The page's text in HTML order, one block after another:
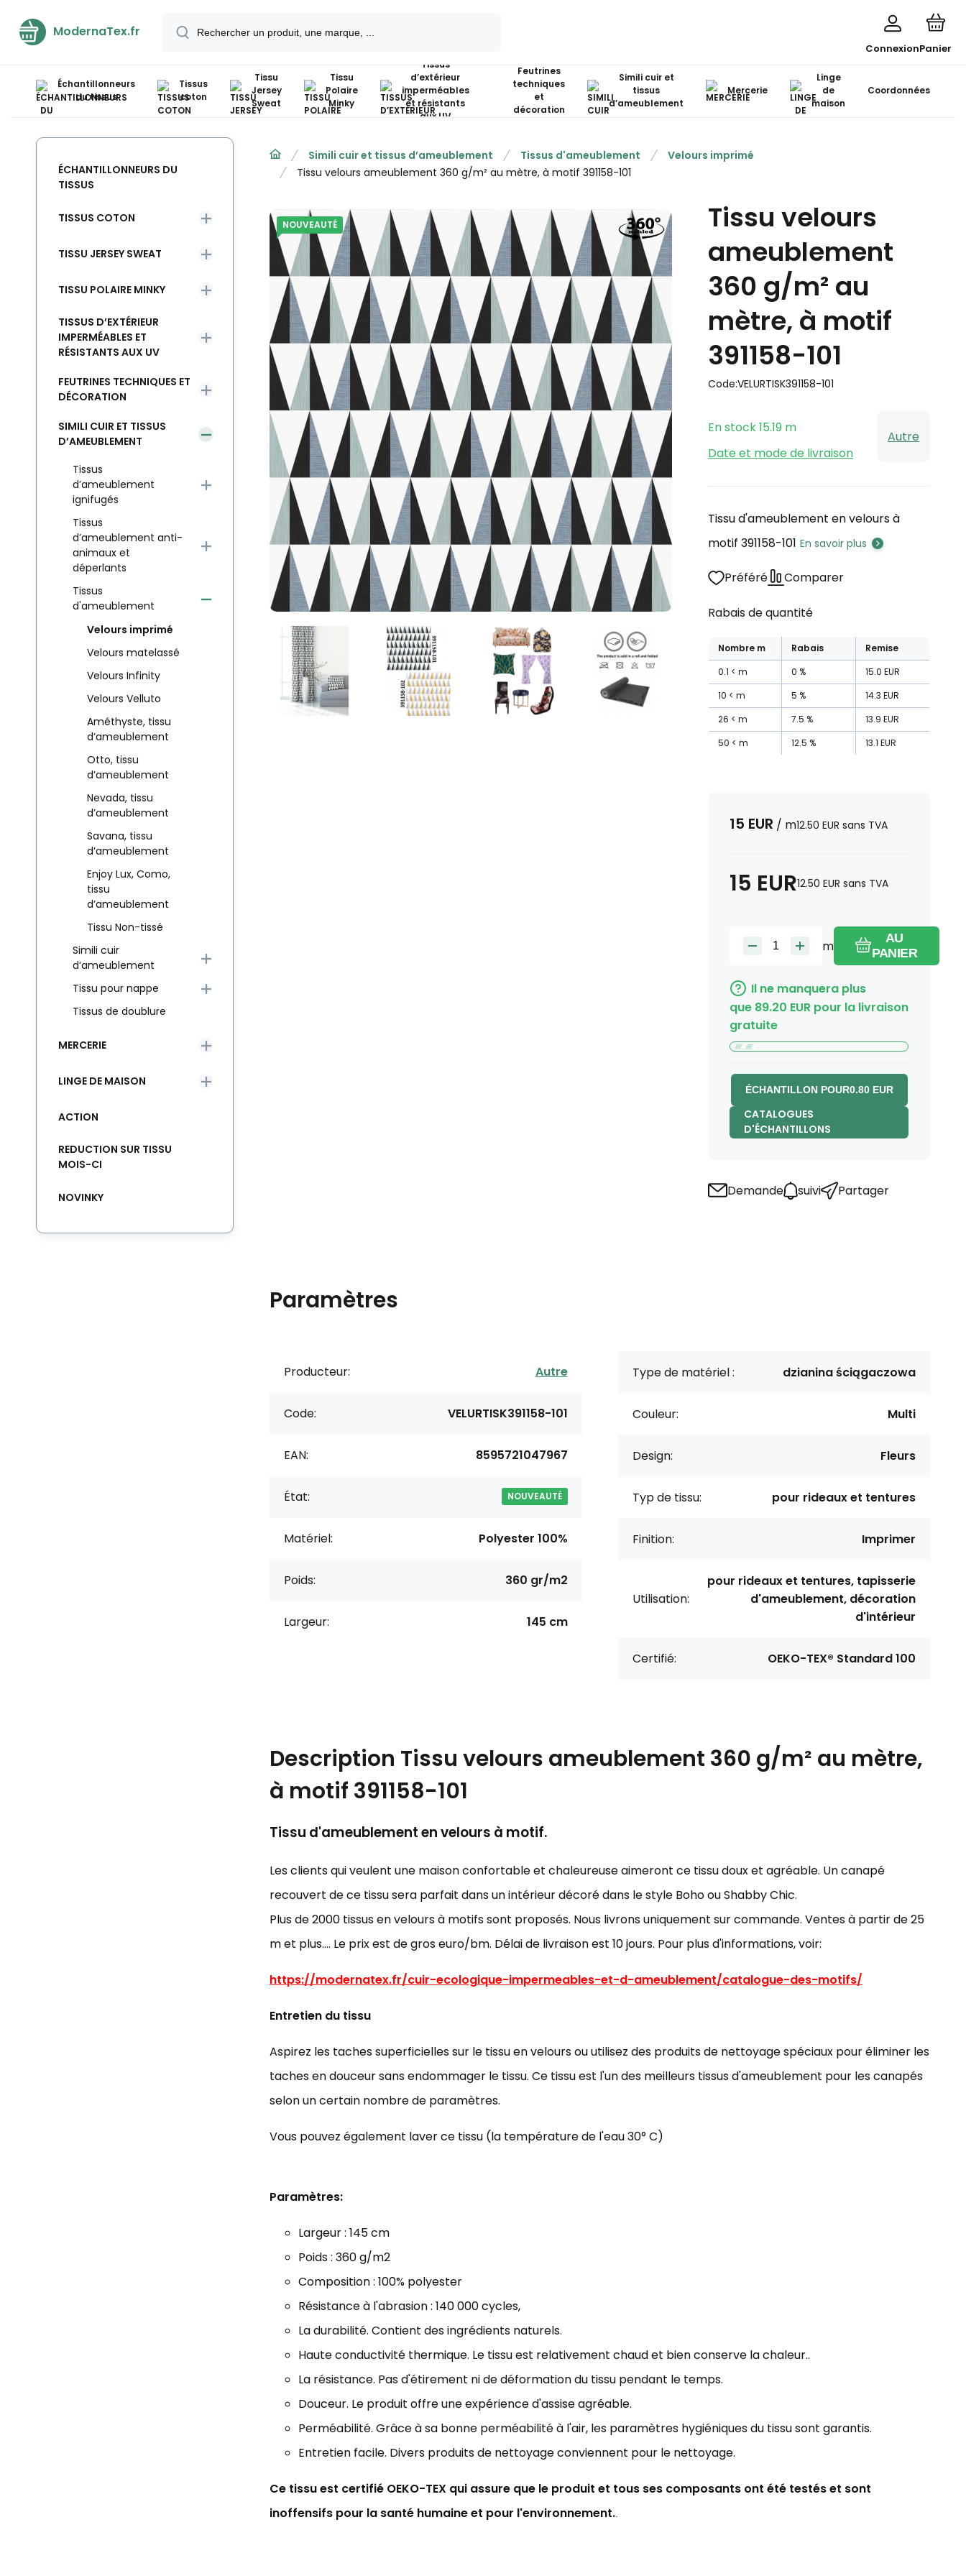
ModernaTex.fr
ConnexionPanier
Échantillonneurs
du tissus
Tissus
coton
Tissu
Jersey
Sweat
Tissu
Polaire
Minky
Tissus
d’extérieur
imperméables
et résistants
aux UV
Feutrines
techniques
et
décoration
Simili cuir et
tissus
d’ameublement
Mercerie
Linge
de
maison
Coordonnées
Simili cuir et tissus d’ameublement Tissus d'ameublement
Velours imprimé
Tissu velours ameublement 360 g/m² au mètre, à motif 391158-101
NOUVEAUTÉ
Tissu velours
ameublement
360 g/m² au
mètre, à motif
391158-101
Code:VELURTISK391158-101
En stock15.19 m
Date et mode de livraison
Autre
Tissu d'ameublement en velours à
motif 391158-101 En savoir plus
Préféré Comparer
Rabais de quantité
Nombre m Rabais
Remise
0.1
m 0 % 15.0 EUR
10
m 5 % 14.3 EUR
26
m 7.5 % 13.9 EUR
50
m 12.5 % 13.1 EUR
15 EUR / m12.50 EUR sans TVA
15 EUR12.50 EUR sans TVA
m
AU
PANIER
Il ne manquera plus
que 89.20 EUR pour la livraison
gratuite
ÉCHANTILLON POUR0.80 EUR
CATALOGUES
D'ÉCHANTILLONS
Demande suivi Partager
Paramètres
Producteur: Autre
Code: VELURTISK391158-101
EAN: 8595721047967
État: NOUVEAUTÉ
Matériel: Polyester 100%
Poids: 360 gr/m2
Largeur: 145 cm
Type de matériel : dzianina ściągaczowa
Couleur: Multi
Design: Fleurs
Typ de tissu: pour rideaux et tentures
Finition: Imprimer
Utilisation:
pour rideaux et tentures, tapisserie
d'ameublement, décoration
d'intérieur
Certifié: OEKO-TEX® Standard 100
Description Tissu velours ameublement 360 g/m² au mètre,
à motif 391158-101
Tissu d'ameublement en velours à motif.
Les clients qui veulent une maison confortable et chaleureuse aimeront ce tissu doux et agréable. Un canapé
recouvert de ce tissu sera parfait dans un intérieur décoré dans le style Boho ou Shabby Chic.
Plus de 2000 tissus en velours à motifs sont proposés. Nous livrons uniquement sur commande. Ventes à partir de 25
m et plus…. Le prix est de gros euro/bm. Délai de livraison est 10 jours. Pour plus d'informations, voir:
https://modernatex.fr/cuir-ecologique-impermeables-et-d-ameublement/catalogue-des-motifs/
Entretien du tissu
Aspirez les taches superficielles sur le tissu en velours ou utilisez des produits de nettoyage spéciaux pour éliminer les
taches en douceur sans endommager le tissu. Ce tissu est l'un des meilleurs tissus d'ameublement pour les canapés
selon un certain nombre de paramètres.
Vous pouvez également laver ce tissu (la température de l'eau 30° C)
Paramètres:
Largeur : 145 cm
Poids : 360 g/m2
Composition : 100% polyester
Résistance à l'abrasion : 140000 cycles,
La durabilité. Contient des ingrédients naturels.
Haute conductivité thermique. Le tissu est relativement chaud et bienconserve la chaleur..
La résistance. Pas d'étirement ni de déformation du tissu pendant le temps.
Douceur. Le produit offre une expérience d'assise agréable.
Perméabilité. Grâce à sa bonne perméabilité à l'air, les paramètres hygiéniques du tissu sont garantis.
Entretien facile. Divers produits de nettoyage conviennent pour le nettoyage.
Ce tissu est certifié OEKO-TEX qui assure que le produit et tous ses composants ont été testés et sont
inoffensifs pour la santé humaine et pour l'environnement..
ÉCHANTILLONNEURS DU
TISSUS
TISSUS COTON
TISSU JERSEY SWEAT
TISSU POLAIRE MINKY
TISSUS D’EXTÉRIEUR
IMPERMÉABLES ET
RÉSISTANTS AUX UV
FEUTRINES TECHNIQUES ET
DÉCORATION
SIMILI CUIR ET TISSUS
D’AMEUBLEMENT
Tissus
d’ameublement
ignifugés
Tissus
d’ameublement anti-
animaux et
déperlants
Tissus
d'ameublement
Velours imprimé
Velours matelassé
Velours Infinity
Velours Velluto
Améthyste, tissu
d’ameublement
Otto, tissu
d’ameublement
Nevada, tissu
d’ameublement
Savana, tissu
d’ameublement
Enjoy Lux, Como,
tissu
d’ameublement
Tissu Non-tissé
Simili cuir
d’ameublement
Tissu pour nappe
Tissus de doublure
MERCERIE
LINGE DE MAISON
ACTION
REDUCTION SUR TISSU
MOIS-CI
NOVINKY